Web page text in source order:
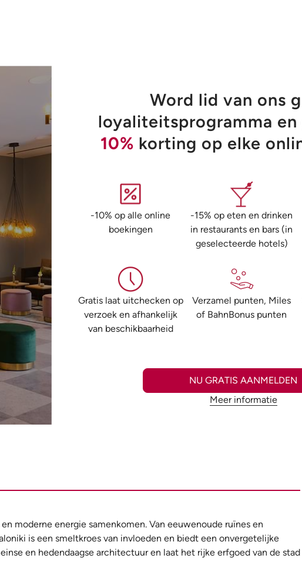
Word lid van ons
loyaliteitsprogramma en
10% korting op elke
-10% op alle online
boekingen
-15% op eten en drinken
in restaurants en bars (in
geselecteerde hotels)
Gratis laat uitchecken op
verzoek en afhankelijk
van beschikbaarheid
Verzamel punten, Miles
of BahnBonus punten
NU GRATIS AANMELDEN
Meer informatie
moderne energie samenkomen. Van eeuwenoude ruïnes en
is een smeltkroes van invloeden en biedt een onvergetelijke
en hedendaagse architectuur en laat het rijke erfgoed van de stad